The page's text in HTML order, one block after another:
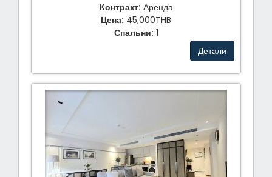
Контракт: Аренда
Цена: 45,000THB
Спальни: 1
Детали